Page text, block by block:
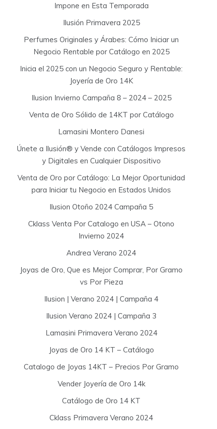
Impone en Esta Temporada
Ilusión Primavera 2025
Perfumes Originales y Árabes: Cómo Iniciar un
Negocio Rentable por Catálogo en 2025
Inicia el 2025 con un Negocio Seguro y Rentable:
Joyería de Oro 14K
Ilusion Invierno Campaña 8 – 2024 – 2025
Venta de Oro Sólido de 14KT por Catálogo
Lamasini Montero Danesi
Únete a Ilusión® y Vende con Catálogos Impresos
y Digitales en Cualquier Dispositivo
Venta de Oro por Catálogo: La Mejor Oportunidad
para Iniciar tu Negocio en Estados Unidos
Ilusion Otoño 2024 Campaña 5
Cklass Venta Por Catalogo en USA – Otono
Invierno 2024
Andrea Verano 2024
Joyas de Oro, Que es Mejor Comprar, Por Gramo
vs Por Pieza
Ilusion | Verano 2024 | Campaña 4
Ilusion Verano 2024 | Campaña 3
Lamasini Primavera Verano 2024
Joyas de Oro 14 KT – Catálogo
Catalogo de Joyas 14KT – Precios Por Gramo
Vender Joyería de Oro 14k
Catálogo de Oro 14 KT
Cklass Primavera Verano 2024